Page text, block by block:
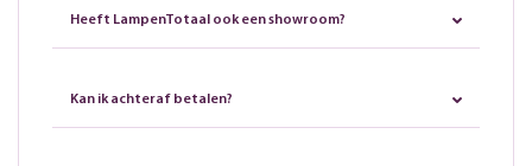
Heeft LampenTotaal ook een showroom?
Kan ik achteraf betalen?